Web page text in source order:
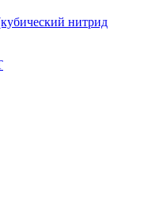
нитрид